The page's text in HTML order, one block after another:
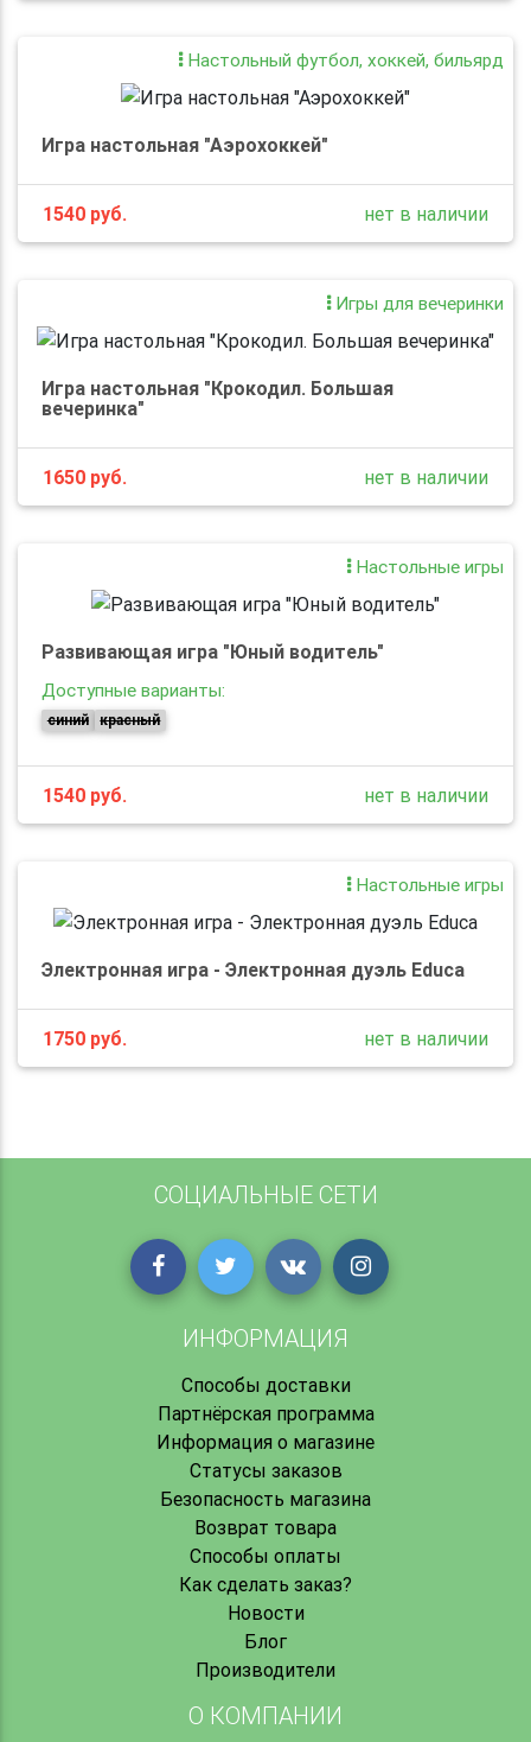
Настольный футбол, хоккей, бильярд
Игра настольная "Аэрохоккей"
1540 руб. нет в наличии
Игры для вечеринки
Игра настольная "Крокодил. Большая
вечеринка"
1650 руб. нет в наличии
Настольные игры
Развивающая игра "Юный водитель"
Доступные варианты:
синий красный
1540 руб. нет в наличии
Настольные игры
Электронная игра - Электронная дуэль Educa
1750 руб. нет в наличии
СОЦИАЛЬНЫЕ СЕТИ
ИНФОРМАЦИЯ
Способы доставки
Партнёрская программа
Информация о магазине
Статусы заказов
Безопасность магазина
Возврат товара
Способы оплаты
Как сделать заказ?
Новости
Блог
Производители
О КОМПАНИИ